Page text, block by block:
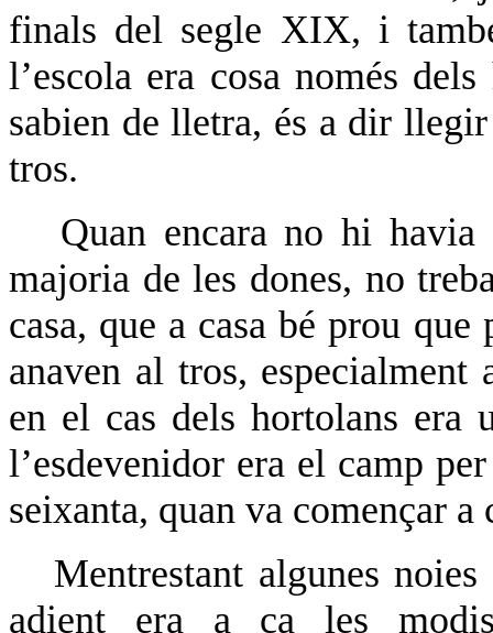
finals del segle XIX, i
l’escola era cosa només
sabien de lletra, és a dir
tros.
Quan encara no hi
majoria de les dones, no
casa, que a casa bé prou
anaven al tros,
en el cas dels hortolans era
l’esdevenidor era el camp
seixanta, quan va començar a
Mentrestant algunes
adient era a ca les